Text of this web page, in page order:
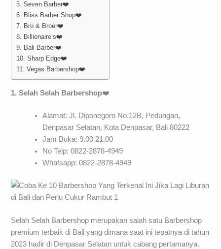
5. Seven Barber❤️
6. Bliss Barber Shop❤️
7. Bro & Broer❤️
8. Billionaire’s❤️
9. Bali Barber❤️
10. Sharp Edge❤️
11. Vegas Barbershop❤️
1. Selah Selah Barbershop❤️
Alamat: Jl. Diponegoro No.12B, Pedungan,
Denpasar Selatan, Kota Denpasar, Bali 80222
Jam Buka: 9.00 21.00
No Telp: 0822-2878-4949
Whatsapp: 0822-2878-4949
Selah Selah Barbershop merupakan salah satu Barbershop
premium terbaik di Bali yang dimana saat ini tepatnya di tahun
2023 hadir di Denpasar Selatan untuk cabang pertamanya.